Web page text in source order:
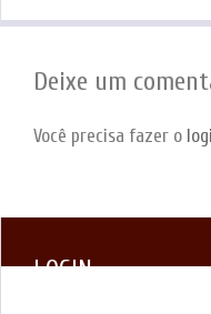
Deixe um
Você precisa fazer o
LOGIN